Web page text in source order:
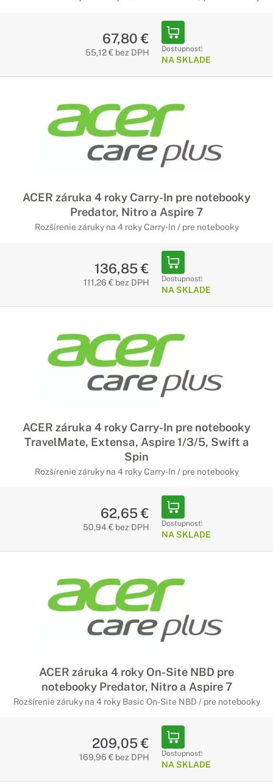
67,80 €
55,12 € bez DPH Dostupnosť:
NA SKLADE
ACER záruka 4 roky Carry-In pre notebooky
Predator, Nitro a Aspire 7
Rozšírenie záruky na 4 roky Carry-In / pre notebooky
136,85 €
111,26 € bez DPH Dostupnosť:
NA SKLADE
ACER záruka 4 roky Carry-In pre notebooky
TravelMate, Extensa, Aspire 1/3/5, Swift a
Spin
Rozšírenie záruky na 4 roky Carry-In / pre notebooky
62,65 €
50,94 € bez DPH Dostupnosť:
NA SKLADE
ACER záruka 4 roky On-Site NBD pre
notebooky Predator, Nitro a Aspire 7
Rozšírenie záruky na 4 roky Basic On-Site NBD / pre notebooky
209,05 €
169,96 € bez DPH Dostupnosť:
NA SKLADE